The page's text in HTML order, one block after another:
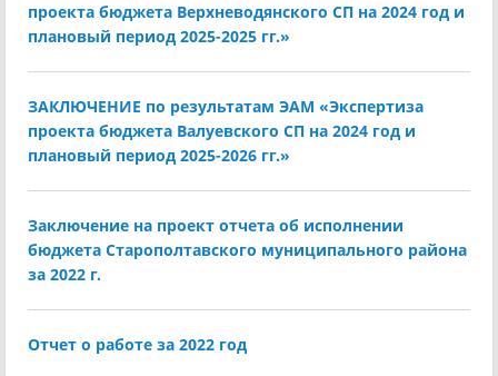
проекта бюджета Верхневодянского СП на 2024 год и
плановый период 2025-2025 гг.»
ЗАКЛЮЧЕНИЕ по результатам ЭАМ «Экспертиза
проекта бюджета Валуевского СП на 2024 год и
плановый период 2025-2026 гг.»
Заключение на проект отчета об исполнении
бюджета Старополтавского муниципального района
за 2022 г.
Отчет о работе за 2022 год